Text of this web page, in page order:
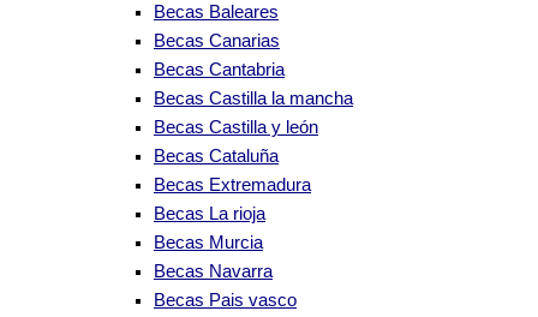
Becas Baleares
Becas Canarias
Becas Cantabria
Becas Castilla la mancha
Becas Castilla y león
Becas Cataluña
Becas Extremadura
Becas La rioja
Becas Murcia
Becas Navarra
Becas Pais vasco